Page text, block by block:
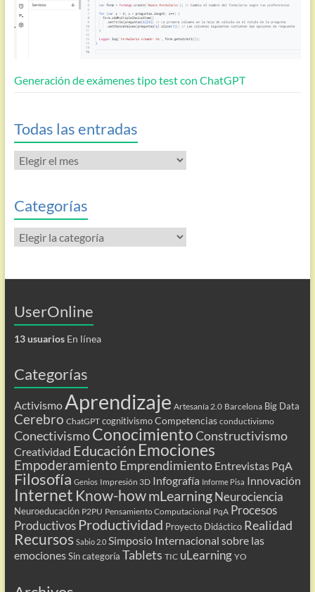
Generación de exámenes tipo test con ChatGPT
Todas las entradas
Todas
las
Categorías
Categorías
UserOnline
13 usuariosEn línea
Categorías
Activismo Aprendizaje Artesanía 2.0 Barcelona Big Data
Cerebro ChatGPT cognitivismo Competencias conductivismo
ConectivismoConocimientoConstructivismo
Creatividad Educación Emociones
Empoderamiento Emprendimiento Entrevistas PqA
Filosofía Genios Impresión 3D Infografía Informe Pisa Innovación
Internet Know-howmLearning Neurociencia
Neuroeducación P2PU Pensamiento Computacional PqA Procesos
Productivos Productividad Proyecto Didáctico Realidad
Recursos Sabio 2.0 Simposio Internacional sobre las
emociones Sin categoría Tablets TIC uLearning YO